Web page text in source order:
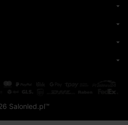
arrow_drop_down
arrow_drop_down
arrow_drop_down
arrow_drop_down
Salonled.pl™